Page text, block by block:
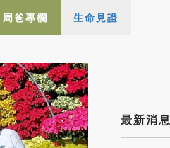
周爸專欄 生命見證
最新消息